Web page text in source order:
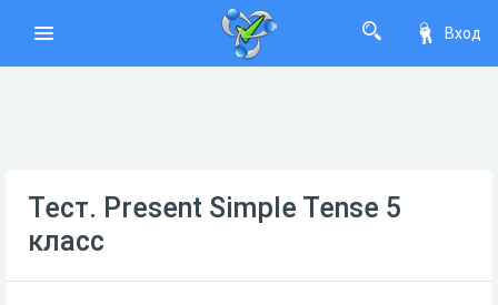
Вход
Тест. Present Simple Tense 5
класс